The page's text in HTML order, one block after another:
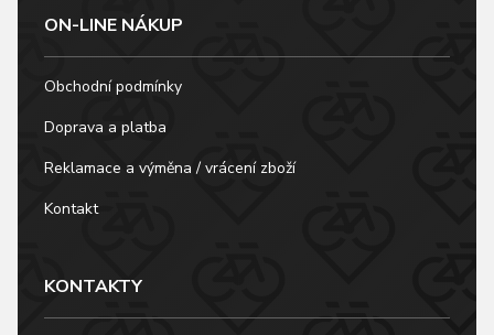
ON-LINE NÁKUP
Obchodní podmínky
Doprava a platba
Reklamace a výměna / vrácení zboží
Kontakt
KONTAKTY